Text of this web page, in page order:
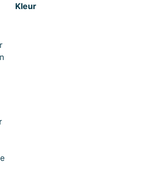
Kleur